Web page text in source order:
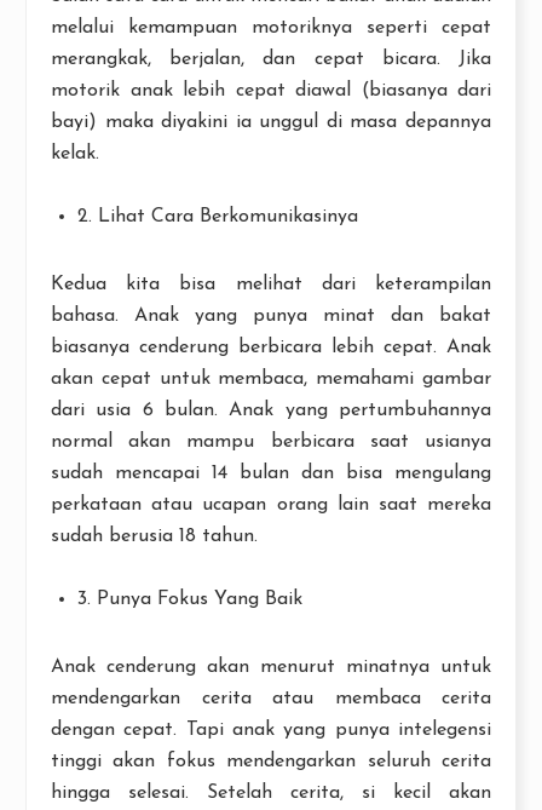
melalui kemampuan motoriknya seperti cepat
merangkak, berjalan, dan cepat bicara. Jika
motorik anak lebih cepat diawal (biasanya dari
bayi) maka diyakini ia unggul di masa depannya
kelak.
2. Lihat Cara Berkomunikasinya
Kedua kita bisa melihat dari keterampilan
bahasa. Anak yang punya minat dan bakat
biasanya cenderung berbicara lebih cepat. Anak
akan cepat untuk membaca, memahami gambar
dari usia 6 bulan. Anak yang pertumbuhannya
normal akan mampu berbicara saat usianya
sudah mencapai 14 bulan dan bisa mengulang
perkataan atau ucapan orang lain saat mereka
sudah berusia 18 tahun.
3. Punya Fokus Yang Baik
Anak cenderung akan menurut minatnya untuk
mendengarkan cerita atau membaca cerita
dengan cepat. Tapi anak yang punya intelegensi
tinggi akan fokus mendengarkan seluruh cerita
hingga selesai. Setelah cerita, si kecil akan